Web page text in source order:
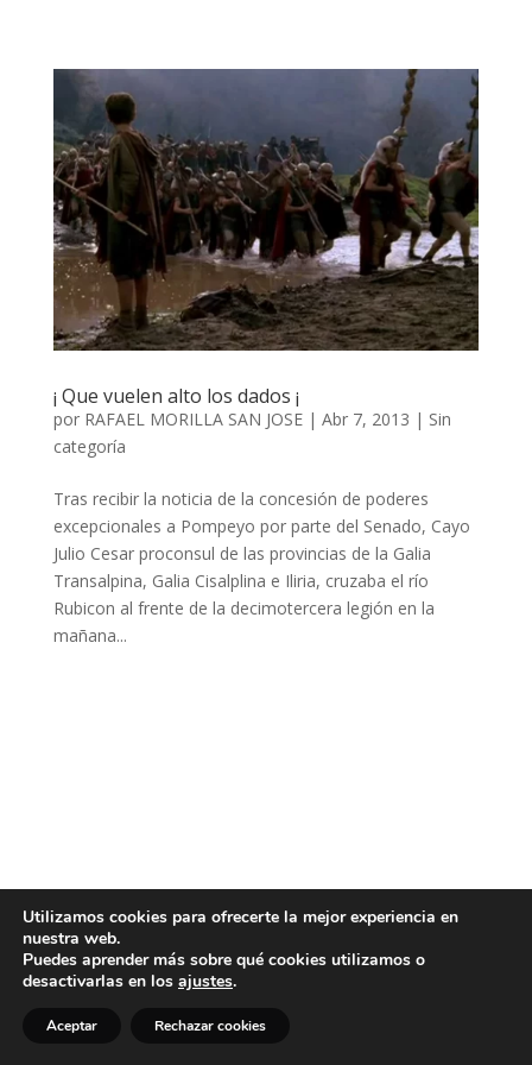
¡ Que vuelen alto los dados ¡
por RAFAEL MORILLA SAN JOSE| Abr 7, 2013 | Sin
categoría
Tras recibir la noticia de la concesión de poderes
excepcionales a Pompeyo por parte del Senado, Cayo
Julio Cesar proconsul de las provincias de la Galia
Transalpina, Galia Cisalplina e Iliria, cruzaba el río
Rubicon al frente de la decimotercera legión en la
mañana...
Utilizamos cookies para ofrecerte la mejor experiencia en
nuestra web.
Puedes aprender más sobre qué cookies utilizamos o
desactivarlas en los ajustes.
Aceptar Rechazar cookies